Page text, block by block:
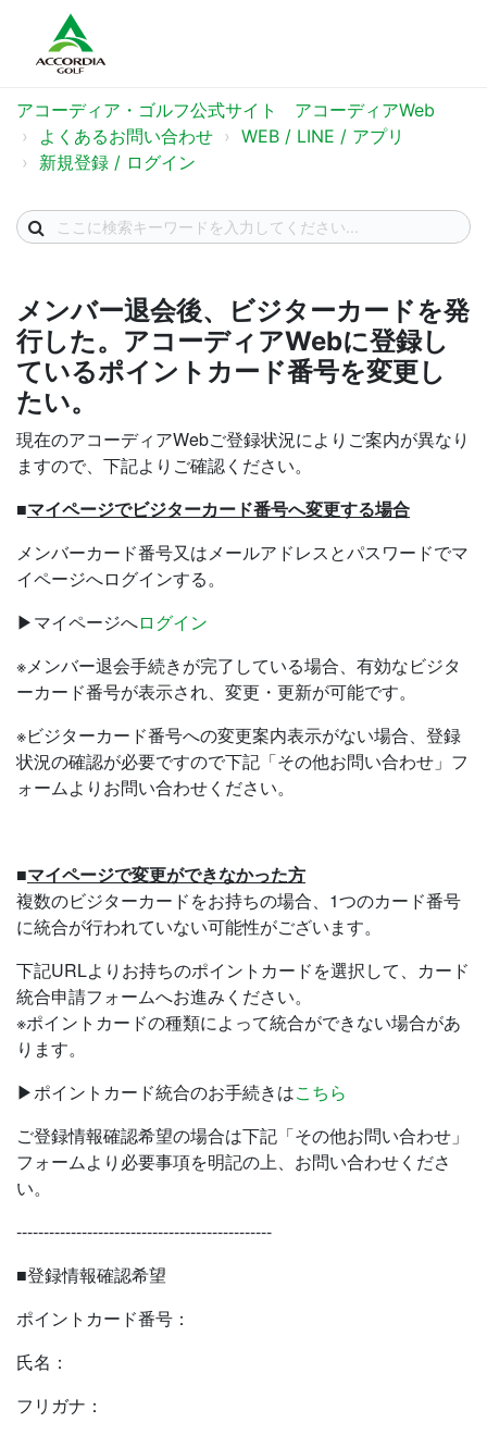
アコーディア・ゴルフ公式サイト アコーディアWeb
よくあるお問い合わせ
WEB / LINE / アプリ
新規登録 / ログイン
メンバー退会後、ビジターカードを発
行した。アコーディアWebに登録し
ているポイントカード番号を変更し
たい。
現在のアコーディアWebご登録状況によりご案内が異なり
ますので、下記よりご確認ください。
■マイページでビジターカード番号へ変更する場合
メンバーカード番号又はメールアドレスとパスワードでマ
イページへログインする。
▶マイページへログイン
※メンバー退会手続きが完了している場合、有効なビジタ
ーカード番号が表示され、変更・更新が可能です。
※ビジターカード番号への変更案内表示がない場合、登録
状況の確認が必要ですので下記「その他お問い合わせ」フ
ォームよりお問い合わせください。
■マイページで変更ができなかった方
複数のビジターカードをお持ちの場合、1つのカード番号
に統合が行われていない可能性がございます。
下記URLよりお持ちのポイントカードを選択して、カード
統合申請フォームへお進みください。
※ポイントカードの種類によって統合ができない場合があ
ります。
▶ポイントカード統合のお手続きはこちら
ご登録情報確認希望の場合は下記「その他お問い合わせ」
フォームより必要事項を明記の上、お問い合わせくださ
い。
-----------------------------------------------
■登録情報確認希望
ポイントカード番号：
氏名：
フリガナ：